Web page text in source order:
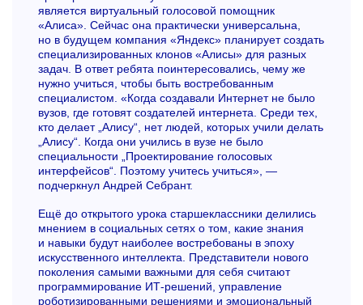
является виртуальный голосовой помощник
«Алиса». Сейчас она практически универсальна,
но в будущем компания «Яндекс» планирует создать
специализированных клонов «Алисы» для разных
задач. В ответ ребята поинтересовались, чему же
нужно учиться, чтобы быть востребованным
специалистом. «Когда создавали Интернет не было
вузов, где готовят создателей интернета. Среди тех,
кто делает „Алису“, нет людей, которых учили делать
„Алису“. Когда они учились в вузе не было
специальности „Проектирование голосовых
интерфейсов“. Поэтому учитесь учиться», —
подчеркнул Андрей Себрант.
Ещё до открытого урока старшеклассники делились
мнением в социальных сетях о том, какие знания
и навыки будут наиболее востребованы в эпоху
искусственного интеллекта. Представители нового
поколения самыми важными для себя считают
программирование ИТ-решений, управление
роботизированными решениями и эмоциональный